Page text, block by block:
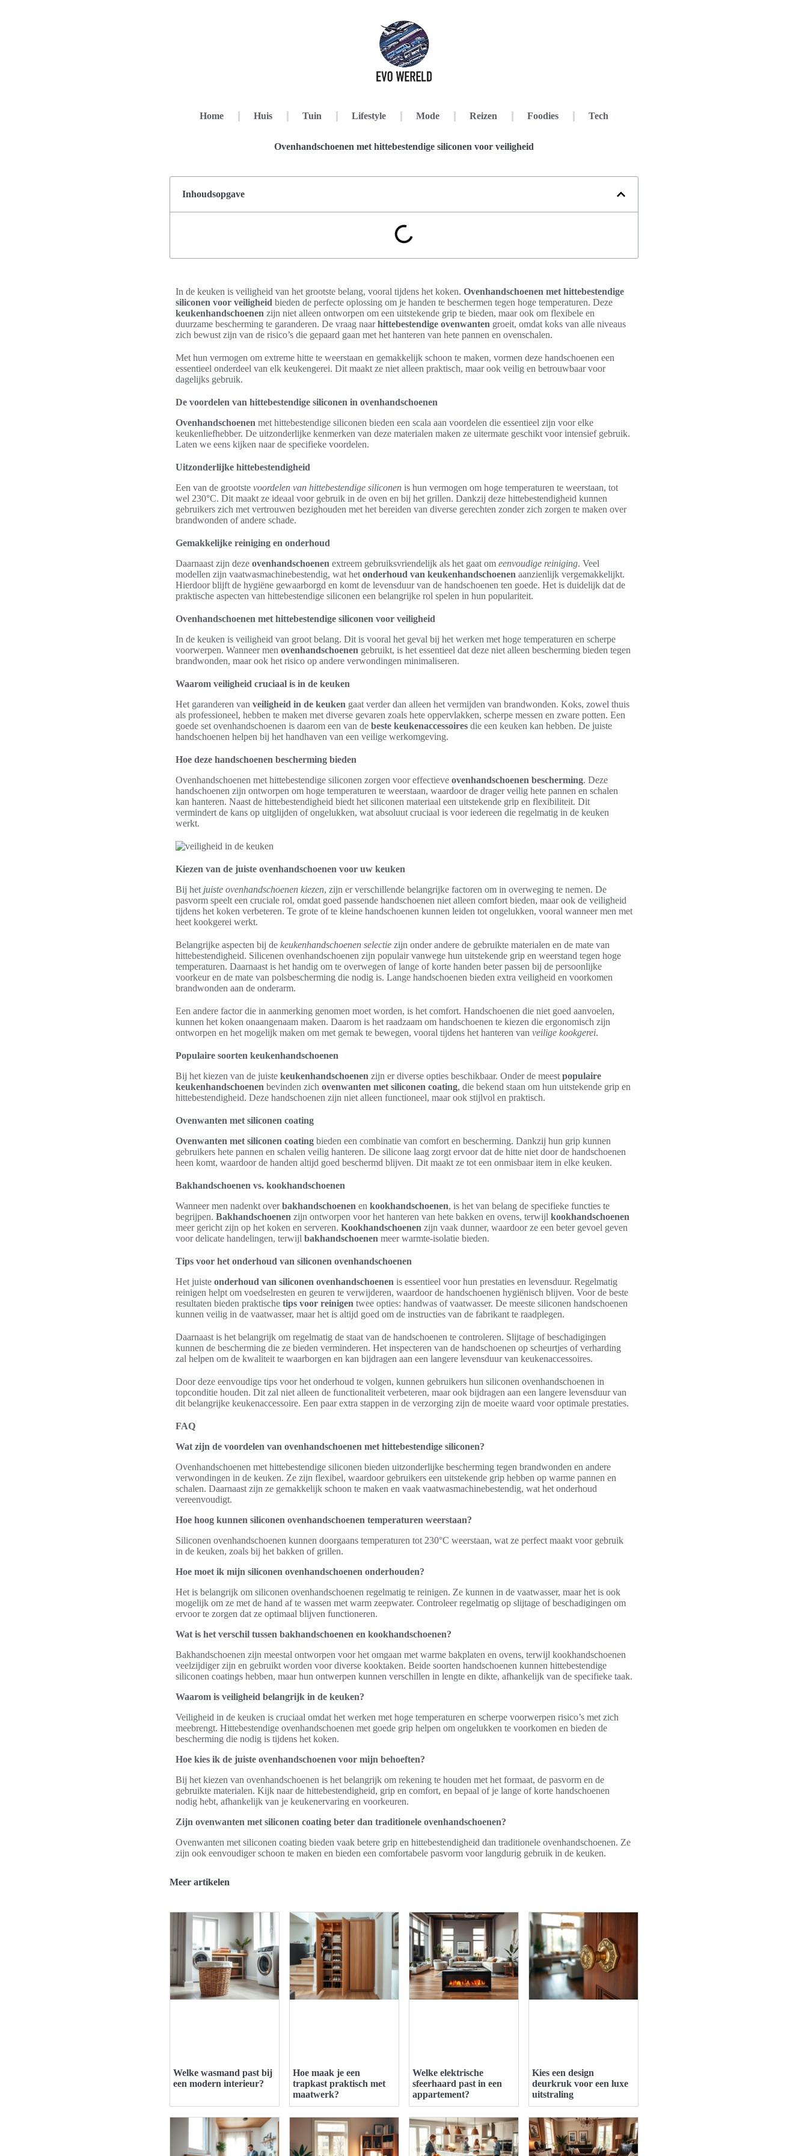
Home Huis Tuin Lifestyle Mode Reizen Foodies Tech
Ovenhandschoenen met hittebestendige siliconen voor veiligheid
Inhoudsopgave
In de keuken is veiligheid van het grootste belang, vooral tijdens het koken. Ovenhandschoenen met hittebestendige
siliconen voor veiligheid bieden de perfecte oplossing om je handen te beschermen tegen hoge temperaturen. Deze
keukenhandschoenen zijn niet alleen ontworpen om een uitstekende grip te bieden, maar ook om flexibele en
duurzame bescherming te garanderen. De vraag naarhittebestendige ovenwanten groeit, omdat koks van alle niveaus
zich bewust zijn van de risico’s die gepaard gaan met het hanteren van hete pannen en ovenschalen.
Met hun vermogen om extreme hitte te weerstaan en gemakkelijk schoon te maken, vormen deze handschoenen een
essentieel onderdeel van elk keukengerei. Dit maakt ze niet alleen praktisch, maar ook veilig en betrouwbaar voor
dagelijks gebruik.
De voordelen van hittebestendige siliconen in ovenhandschoenen
Ovenhandschoenen met hittebestendige siliconen bieden een scala aan voordelen die essentieel zijn voor elke
keukenliefhebber. De uitzonderlijke kenmerken van deze materialen maken ze uitermate geschikt voor intensief gebruik.
Laten we eens kijken naar de specifieke voordelen.
Uitzonderlijke hittebestendigheid
Een van de grootste voordelen van hittebestendige siliconen is hun vermogen om hoge temperaturen te weerstaan, tot
wel 230°C. Dit maakt ze ideaal voor gebruik in de oven en bij het grillen. Dankzij deze hittebestendigheid kunnen
gebruikers zich met vertrouwen bezighouden met het bereiden van diverse gerechten zonder zich zorgen te maken over
brandwonden of andere schade.
Gemakkelijke reiniging en onderhoud
Daarnaast zijn deze ovenhandschoenen extreem gebruiksvriendelijk als het gaat om eenvoudige reiniging. Veel
modellen zijn vaatwasmachinebestendig, wat het onderhoud van keukenhandschoenen aanzienlijk vergemakkelijkt.
Hierdoor blijft de hygiëne gewaarborgd en komt de levensduur van de handschoenen ten goede. Het is duidelijk dat de
praktische aspecten van hittebestendige siliconen een belangrijke rol spelen in hun populariteit.
Ovenhandschoenen met hittebestendige siliconen voor veiligheid
In de keuken is veiligheid van groot belang. Dit is vooral het geval bij het werken met hoge temperaturen en scherpe
voorwerpen. Wanneer men ovenhandschoenen gebruikt, is het essentieel dat deze niet alleen bescherming bieden tegen
brandwonden, maar ook het risico op andere verwondingen minimaliseren.
Waarom veiligheid cruciaal is in de keuken
Het garanderen van veiligheid in de keuken gaat verder dan alleen het vermijden van brandwonden. Koks, zowel thuis
als professioneel, hebben te maken met diverse gevaren zoals hete oppervlakken, scherpe messen en zware potten. Een
goede set ovenhandschoenen is daarom een van de beste keukenaccessoires die een keuken kan hebben. De juiste
handschoenen helpen bij het handhaven van een veilige werkomgeving.
Hoe deze handschoenen bescherming bieden
Ovenhandschoenen met hittebestendige siliconen zorgen voor effectieve ovenhandschoenen bescherming. Deze
handschoenen zijn ontworpen om hoge temperaturen te weerstaan, waardoor de drager veilig hete pannen en schalen
kan hanteren. Naast de hittebestendigheid biedt het siliconen materiaal een uitstekende grip en flexibiliteit. Dit
vermindert de kans op uitglijden of ongelukken, wat absoluut cruciaal is voor iedereen die regelmatig in de keuken
werkt.
Kiezen van de juiste ovenhandschoenen voor uw keuken
Bij het juiste ovenhandschoenen kiezen, zijn er verschillende belangrijke factoren om in overweging te nemen. De
pasvorm speelt een cruciale rol, omdat goed passende handschoenen niet alleen comfort bieden, maar ook de veiligheid
tijdens het koken verbeteren. Te grote of te kleine handschoenen kunnen leiden tot ongelukken, vooral wanneer men met
heet kookgerei werkt.
Belangrijke aspecten bij de keukenhandschoenen selectie zijn onder andere de gebruikte materialen en de mate van
hittebestendigheid. Silicenen ovenhandschoenen zijn populair vanwege hun uitstekende grip en weerstand tegen hoge
temperaturen. Daarnaast is het handig om te overwegen of lange of korte handen beter passen bij de persoonlijke
voorkeur en de mate van polsbescherming die nodig is. Lange handschoenen bieden extra veiligheid en voorkomen
brandwonden aan de onderarm.
Een andere factor die in aanmerking genomen moet worden, is het comfort. Handschoenen die niet goed aanvoelen,
kunnen het koken onaangenaam maken. Daarom is het raadzaam om handschoenen te kiezen die ergonomisch zijn
ontworpen en het mogelijk maken om met gemak te bewegen, vooral tijdens het hanteren van veilige kookgerei.
Populaire soorten keukenhandschoenen
Bij het kiezen van de juiste keukenhandschoenen zijn er diverse opties beschikbaar. Onder de meest populaire
keukenhandschoenen bevinden zich ovenwanten met siliconen coating, die bekend staan om hun uitstekende grip en
hittebestendigheid. Deze handschoenen zijn niet alleen functioneel, maar ook stijlvol en praktisch.
Ovenwanten met siliconen coating
Ovenwanten met siliconen coating bieden een combinatie van comfort en bescherming. Dankzij hun grip kunnen
gebruikers hete pannen en schalen veilig hanteren. De silicone laag zorgt ervoor dat de hitte niet door de handschoenen
heen komt, waardoor de handen altijd goed beschermd blijven. Dit maakt ze tot een onmisbaar item in elke keuken.
Bakhandschoenen vs. kookhandschoenen
Wanneer men nadenkt overbakhandschoenen en kookhandschoenen, is het van belang de specifieke functies te
begrijpen. Bakhandschoenen zijn ontworpen voor het hanteren van hete bakken en ovens, terwijl kookhandschoenen
meer gericht zijn op het koken en serveren. Kookhandschoenen zijn vaak dunner, waardoor ze een beter gevoel geven
voor delicate handelingen, terwijl bakhandschoenen meer warmte-isolatie bieden.
Tips voor het onderhoud van siliconen ovenhandschoenen
Het juiste onderhoud van siliconen ovenhandschoenen is essentieel voor hun prestaties en levensduur. Regelmatig
reinigen helpt om voedselresten en geuren te verwijderen, waardoor de handschoenen hygiënisch blijven. Voor de beste
resultaten bieden praktische tips voor reinigen twee opties: handwas of vaatwasser. De meeste siliconen handschoenen
kunnen veilig in de vaatwasser, maar het is altijd goed om de instructies van de fabrikant te raadplegen.
Daarnaast is het belangrijk om regelmatig de staat van de handschoenen te controleren. Slijtage of beschadigingen
kunnen de bescherming die ze bieden verminderen. Het inspecteren van de handschoenen op scheurtjes of verharding
zal helpen om de kwaliteit te waarborgen en kan bijdragen aan een langere levensduur van keukenaccessoires.
Door deze eenvoudige tips voor het onderhoud te volgen, kunnen gebruikers hun siliconen ovenhandschoenen in
topconditie houden. Dit zal niet alleen de functionaliteit verbeteren, maar ook bijdragen aan een langere levensduur van
dit belangrijke keukenaccessoire. Een paar extra stappen in de verzorging zijn de moeite waard voor optimale prestaties.
FAQ
Wat zijn de voordelen van ovenhandschoenen met hittebestendige siliconen?
Ovenhandschoenen met hittebestendige siliconen bieden uitzonderlijke bescherming tegen brandwonden en andere
verwondingen in de keuken. Ze zijn flexibel, waardoor gebruikers een uitstekende grip hebben op warme pannen en
schalen. Daarnaast zijn ze gemakkelijk schoon te maken en vaak vaatwasmachinebestendig, wat het onderhoud
vereenvoudigt.
Hoe hoog kunnen siliconen ovenhandschoenen temperaturen weerstaan?
Siliconen ovenhandschoenen kunnen doorgaans temperaturen tot 230°C weerstaan, wat ze perfect maakt voor gebruik
in de keuken, zoals bij het bakken of grillen.
Hoe moet ik mijn siliconen ovenhandschoenen onderhouden?
Het is belangrijk om siliconen ovenhandschoenen regelmatig te reinigen. Ze kunnen in de vaatwasser, maar het is ook
mogelijk om ze met de hand af te wassen met warm zeepwater. Controleer regelmatig op slijtage of beschadigingen om
ervoor te zorgen dat ze optimaal blijven functioneren.
Wat is het verschil tussen bakhandschoenen en kookhandschoenen?
Bakhandschoenen zijn meestal ontworpen voor het omgaan met warme bakplaten en ovens, terwijl kookhandschoenen
veelzijdiger zijn en gebruikt worden voor diverse kooktaken. Beide soorten handschoenen kunnen hittebestendige
siliconen coatings hebben, maar hun ontwerpen kunnen verschillen in lengte en dikte, afhankelijk van de specifieke taak.
Waarom is veiligheid belangrijk in de keuken?
Veiligheid in de keuken is cruciaal omdat het werken met hoge temperaturen en scherpe voorwerpen risico’s met zich
meebrengt. Hittebestendige ovenhandschoenen met goede grip helpen om ongelukken te voorkomen en bieden de
bescherming die nodig is tijdens het koken.
Hoe kies ik de juiste ovenhandschoenen voor mijn behoeften?
Bij het kiezen van ovenhandschoenen is het belangrijk om rekening te houden met het formaat, de pasvorm en de
gebruikte materialen. Kijk naar de hittebestendigheid, grip en comfort, en bepaal of je lange of korte handschoenen
nodig hebt, afhankelijk van je keukenervaring en voorkeuren.
Zijn ovenwanten met siliconen coating beter dan traditionele ovenhandschoenen?
Ovenwanten met siliconen coating bieden vaak betere grip en hittebestendigheid dan traditionele ovenhandschoenen. Ze
zijn ook eenvoudiger schoon te maken en bieden een comfortabele pasvorm voor langdurig gebruik in de keuken.
Meer artikelen
Welke wasmand past bij
een modern interieur?
Hoe maak je een
trapkast praktisch met
maatwerk?
Welke elektrische
sfeerhaard past in een
appartement?
Kies een design
deurkruk voor een luxe
uitstraling